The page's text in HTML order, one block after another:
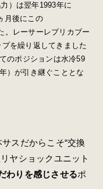
）は翌年1993年に
月後にこの
。レーサーレプリカブー
を繰り返してきました
のポジションは水冷59
）が引き継ぐこととな
スだからこそ“交換
ヤショックユニット
わりを感じさせるポ